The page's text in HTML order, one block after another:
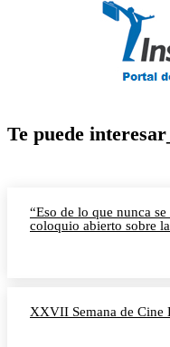
Te puede interesar_
“Eso de lo que nunca
coloquio abierto sobre
XXVII Semana de Cine